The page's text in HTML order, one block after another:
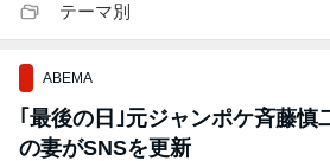
テーマ別
ABEMA
｢最後の日｣元ジャンポケ斉藤慎
の妻がSNSを更新